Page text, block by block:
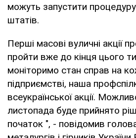
можуть запустити
штатів.
Перші масові вуличні акції
пройти вже до кінця цього
моніторимо стан справ на
підприємстві, наша
всеукраїнської акції.
листопада буде прийнято
початок ", - повідомив